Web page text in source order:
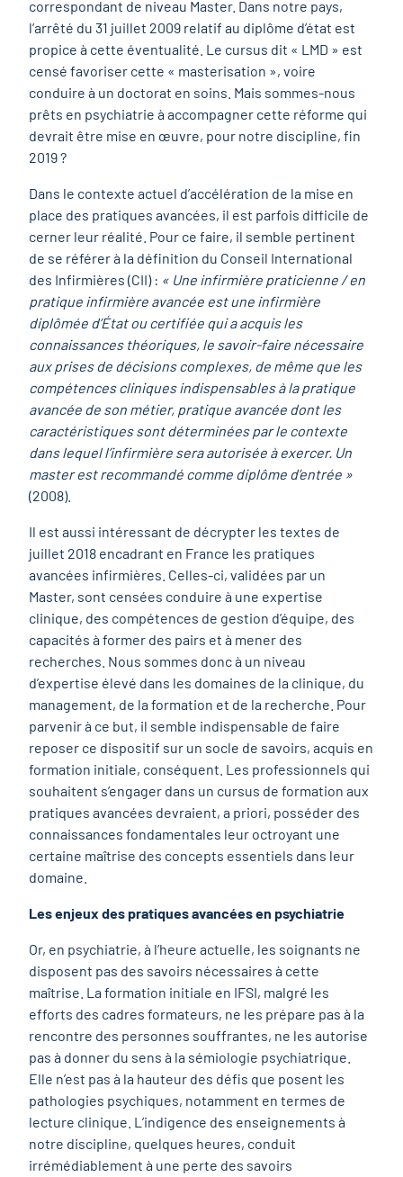
correspondant de niveau Master. Dans notre pays,
l’arrêté du 31 juillet 2009 relatif au diplôme d’état est
propice à cette éventualité. Le cursus dit « LMD » est
censé favoriser cette « masterisation », voire
conduire à un doctorat en soins. Mais sommes-nous
prêts en psychiatrie à accompagner cette réforme qui
devrait être mise en œuvre, pour notre discipline, fin
2019 ?
Dans le contexte actuel d’accélération de la mise en
place des pratiques avancées, il est parfois difficile de
cerner leur réalité. Pour ce faire, il semble pertinent
de se référer à la définition du Conseil International
des Infirmières (CII) : « Une infirmière praticienne / en
pratique infirmière avancée est une infirmière
diplômée d’Étatou certifiée qui a acquis les
connaissances théoriques, le savoir-faire nécessaire
aux prises de décisions complexes, de même que les
compétences cliniques indispensables à la pratique
avancée de son métier, pratique avancée dont les
caractéristiques sont déterminées par le contexte
dans lequel l’infirmière sera autorisée à exercer. Un
master est recommandé comme diplôme d’entrée »
(2008).
Il est aussi intéressant de décrypter les textes de
juillet 2018 encadrant en France les pratiques
avancées infirmières. Celles-ci, validées par un
Master, sont censées conduire à une expertise
clinique, des compétences de gestion d’équipe, des
capacités à former des pairs et à mener des
recherches. Nous sommes donc à un niveau
d’expertise élevé dans les domaines de la clinique, du
management, de la formation et de la recherche. Pour
parvenir à ce but, il semble indispensable de faire
reposer ce dispositif sur un socle de savoirs, acquis en
formation initiale, conséquent. Les professionnels qui
souhaitent s’engager dans un cursus de formation aux
pratiques avancées devraient, a priori, posséder des
connaissances fondamentales leur octroyant une
certaine maîtrise des concepts essentiels dans leur
domaine.
Les enjeux des pratiques avancées en psychiatrie
Or, en psychiatrie, à l’heure actuelle, les soignants ne
disposent pas des savoirs nécessaires à cette
maîtrise. La formation initiale en IFSI, malgré les
efforts des cadres formateurs, ne les prépare pas à la
rencontre des personnes souffrantes, ne les autorise
pas à donner du sens à la sémiologie psychiatrique.
Elle n’est pas à la hauteur des défis que posent les
pathologies psychiques, notamment en termes de
lecture clinique. L’indigence des enseignements à
notre discipline, quelques heures, conduit
irrémédiablement à une perte des savoirs